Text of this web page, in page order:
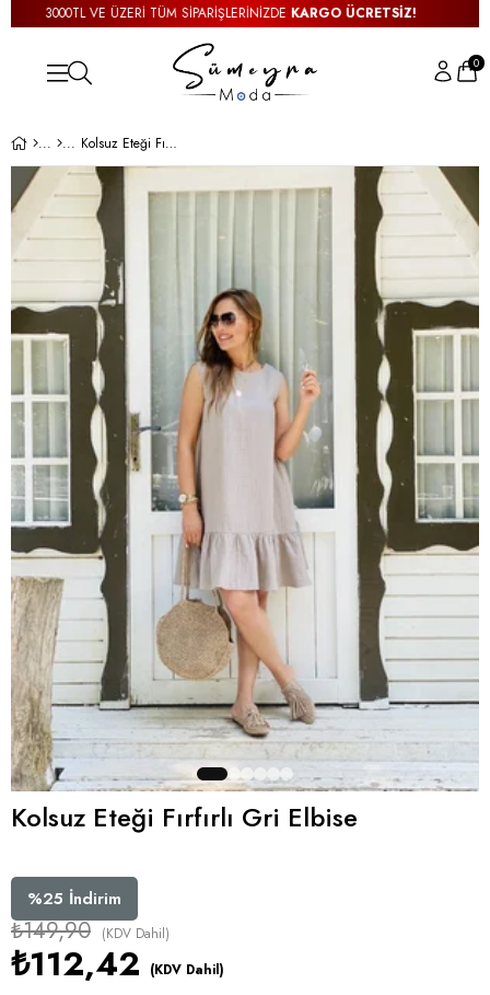
3000TL VE ÜZERİ TÜM SİPARİŞLERİNİZDEKARGO ÜCRETSİZ!
0
Kolsuz Eteği Fırfırlı Gri Elbise
Kolsuz Eteği Fırfırlı Gri Elbise
%25 İndirim
₺149,90 (KDV Dahil)
₺112,42 (KDV Dahil)